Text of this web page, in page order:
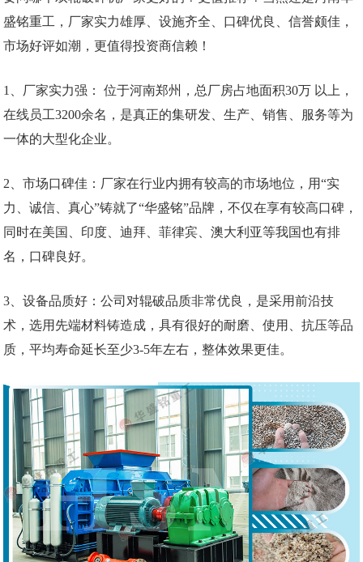
盛铭重工，厂家实力雄厚、设施齐全、口碑优良、信誉颇佳，
市场好评如潮，更值得投资商信赖！
1、厂家实力强： 位于河南郑州，总厂房占地面积30万 以上，
在线员工3200余名，是真正的集研发、生产、销售、服务等为
一体的大型化企业。
2、市场口碑佳：厂家在行业内拥有较高的市场地位，用“实
力、诚信、真心”铸就了“华盛铭”品牌，不仅在享有较高口碑，
同时在美国、印度、迪拜、菲律宾、澳大利亚等我国也有排
名，口碑良好。
3、设备品质好：公司对辊破品质非常优良，是采用前沿技
术，选用先端材料铸造成，具有很好的耐磨、使用、抗压等品
质，平均寿命延长至少3-5年左右，整体效果更佳。